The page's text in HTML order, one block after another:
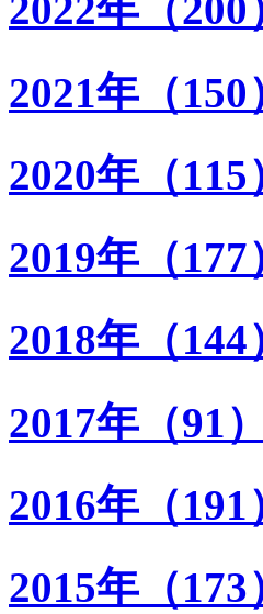
2022年（200
2021年（150
2020年（115
2019年（177
2018年（144
2017年（91）
2016年（191
2015年（173